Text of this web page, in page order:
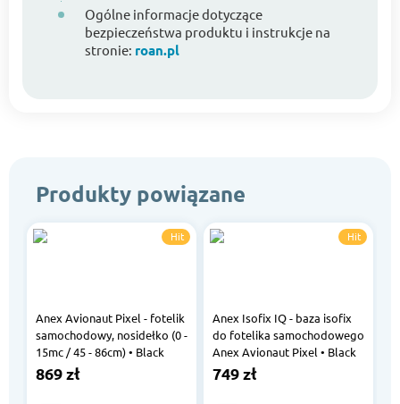
Ogólne informacje dotyczące
bezpieczeństwa produktu i instrukcje na
stronie: roan.pl
Produkty powiązane
Hit
Anex Avionaut Pixel - fotelik
samochodowy, nosidełko (0 -
15mc / 45 - 86cm) • Black
869 zł
Hit
Anex Isofix IQ - baza isofix
do fotelika samochodowego
Anex Avionaut Pixel • Black
749 zł